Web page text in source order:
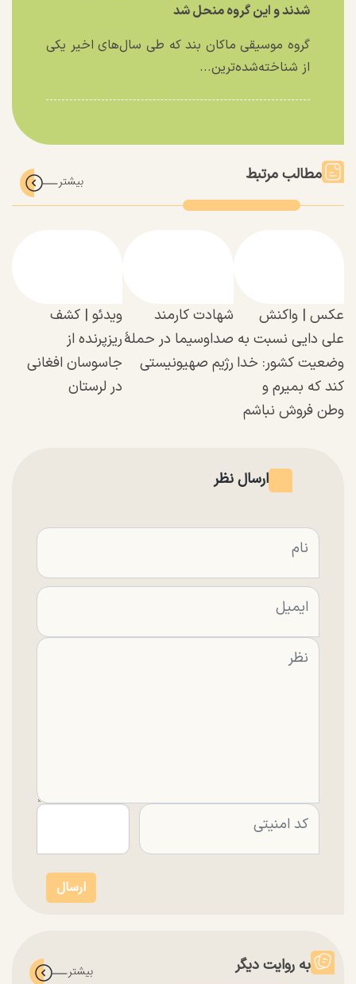
شدند و این گروه منحل شد
گروه موسیقی ماکان بند که طی سال‌های اخیر یکی
از شناخته‌شده‌ترین...
مطالب مرتبط
عکس | واکنش
علی دایی نسبت به
وضعیت کشور: خدا
کند که بمیرم و
وطن فروش نباشم
شهادت کارمند
صداوسیما در حملۀ
رژیم صهیونیستی
ویدئو | کشف
ریزپرنده از
جاسوسان افغانی
در لرستان
ارسال نظر
به روایت دیگر